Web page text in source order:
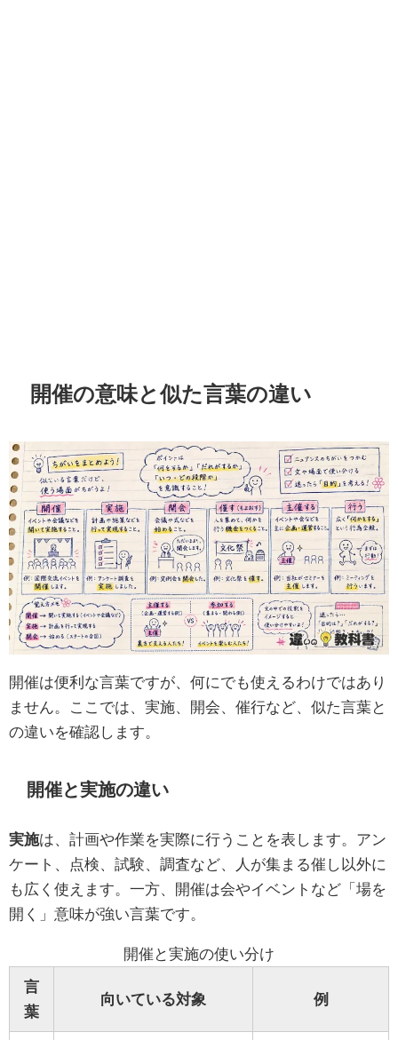
開催の意味と似た言葉の違い
開催は便利な言葉ですが、何にでも使えるわけではあり
ません。ここでは、実施、開会、催行など、似た言葉と
の違いを確認します。
開催と実施の違い
実施は、計画や作業を実際に行うことを表します。アン
ケート、点検、試験、調査など、人が集まる催し以外に
も広く使えます。一方、開催は会やイベントなど「場を
開く」意味が強い言葉です。
開催と実施の使い分け
言
葉
向いている対象 例